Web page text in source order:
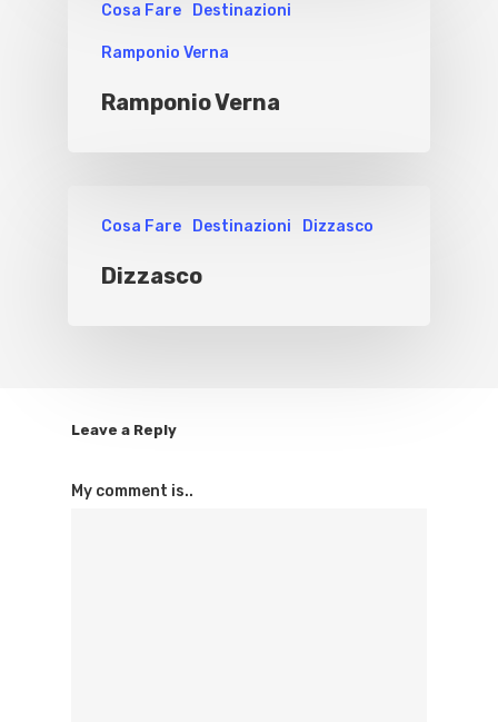
Cosa Fare Destinazioni
Ramponio Verna
Ramponio Verna
Cosa Fare Destinazioni Dizzasco
Dizzasco
Leave a Reply
My comment is..